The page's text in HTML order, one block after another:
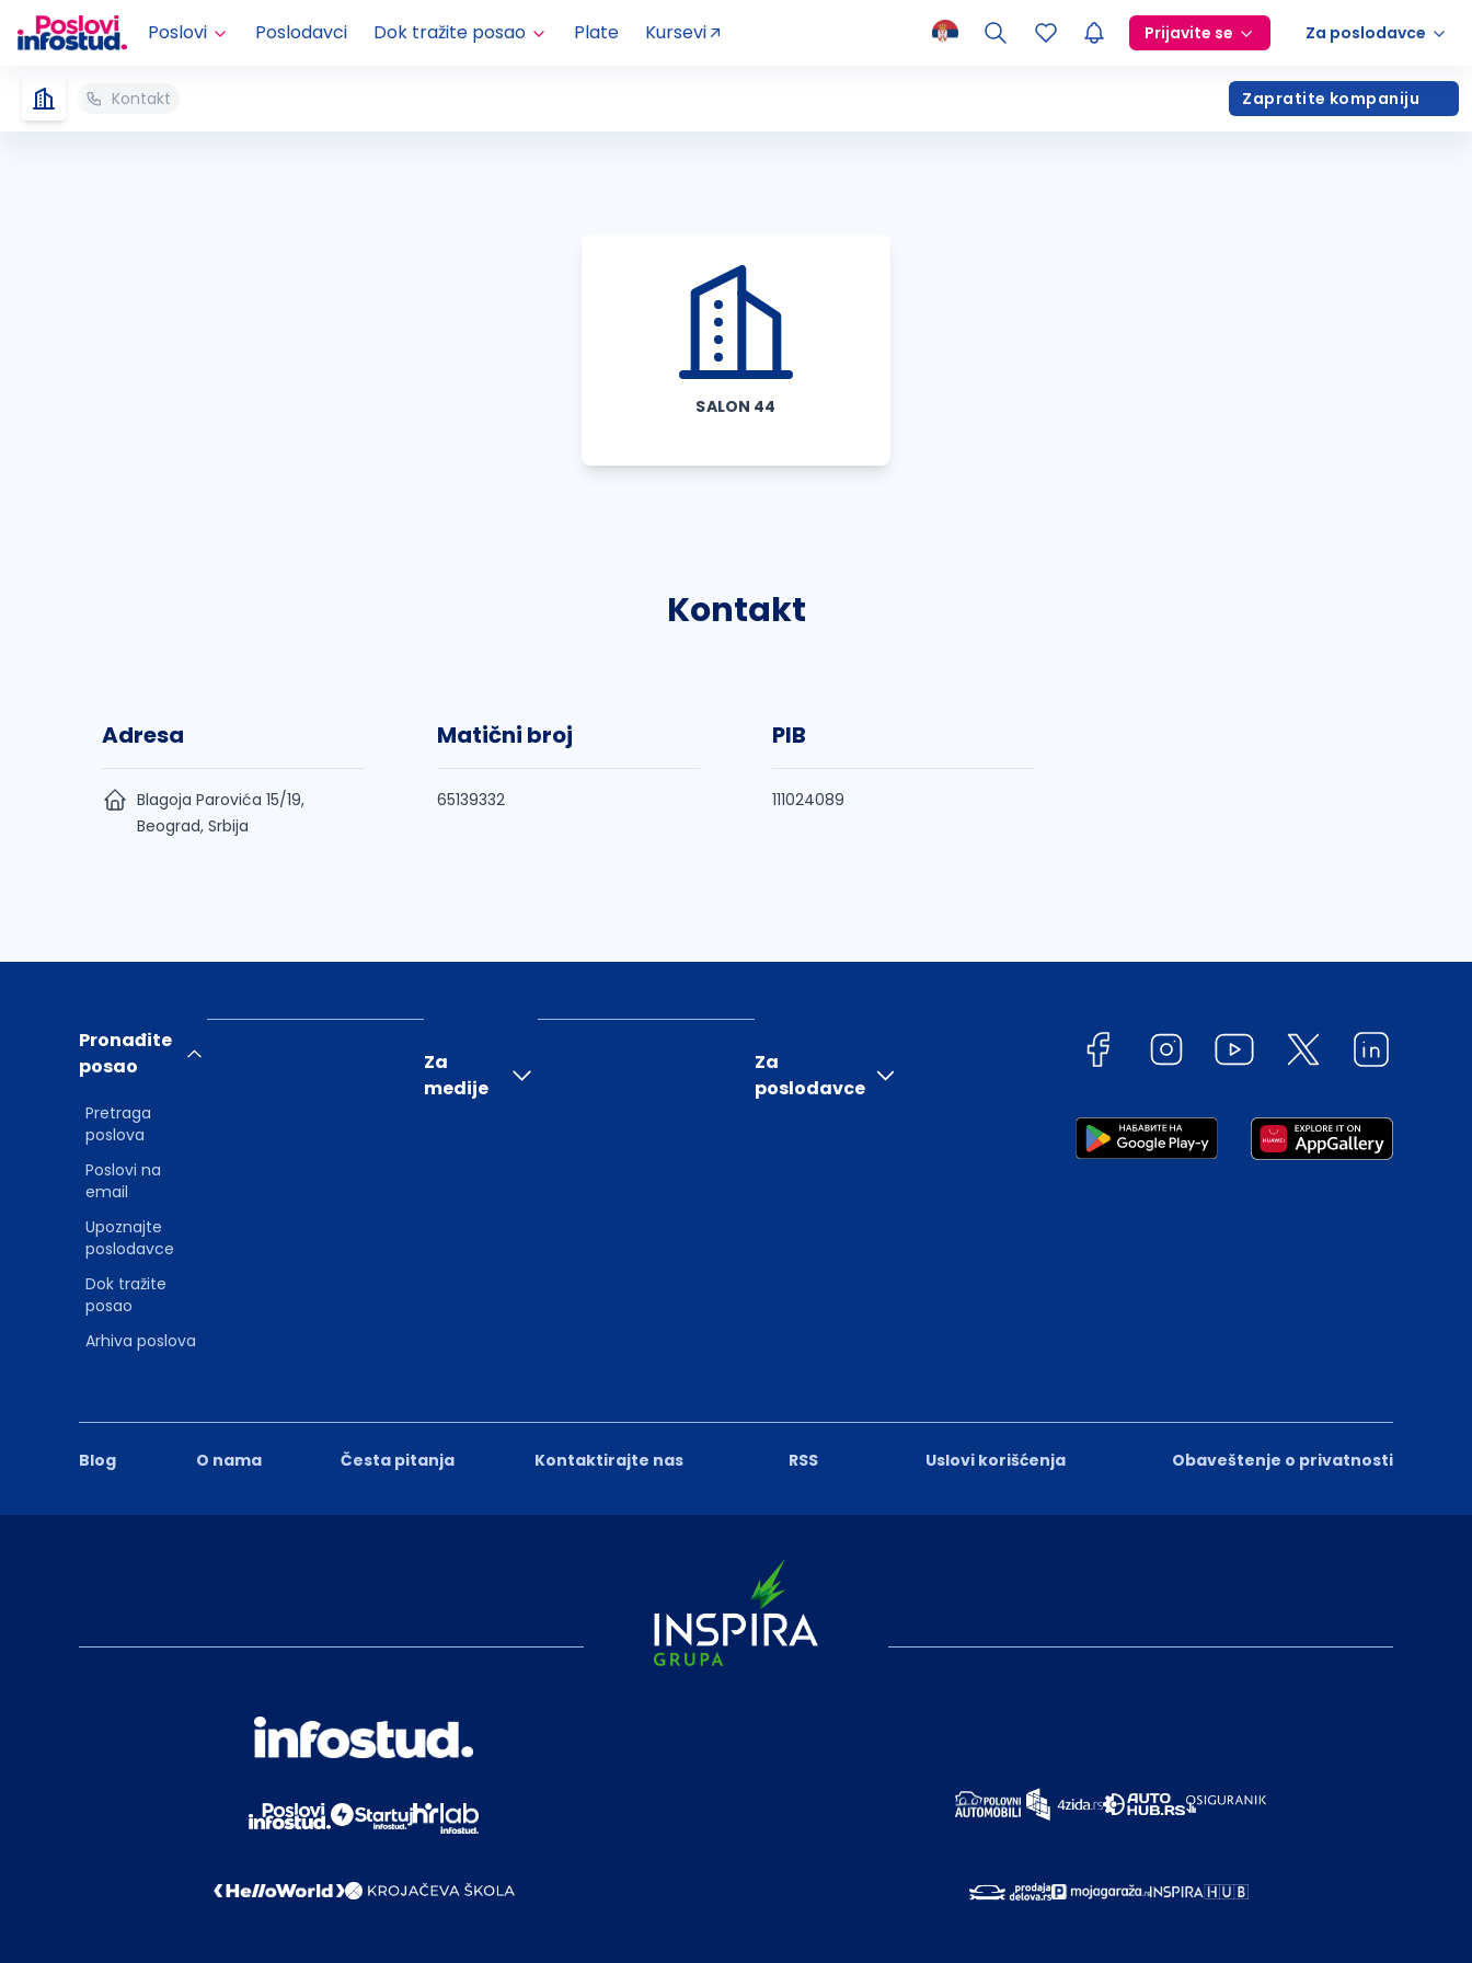
Poslovi Poslodavci Dok tražite posao Plate Kursevi Prijavite se Za poslodavce
Kontakt Zapratite kompaniju
SALON 44
Kontakt
Adresa
Blagoja Parovića 15/19,
Beograd, Srbija
Matični broj
65139332
PIB
111024089
Blog O nama Česta pitanja Kontaktirajte nas RSS Uslovi korišćenja Obaveštenje o privatnosti
Pronađite
posao
Pretraga
poslova
Poslovi na
email
Upoznajte
poslodavce
Dok tražite
posao
Arhiva poslova
Za
medije
Za
poslodavce